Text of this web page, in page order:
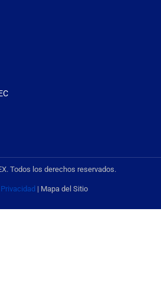
Todos los derechos reservados.
| Mapa del Sitio